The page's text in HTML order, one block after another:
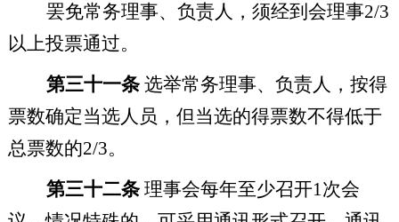
罢免常务理事、负责人，须经到会理事2/3
以上投票通过。
第三十一条选举常务理事、负责人，按得
票数确定当选人员，但当选的得票数不得低于
总票数的2/3。
第三十二条理事会每年至少召开1次会